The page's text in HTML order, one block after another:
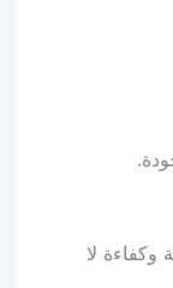
لا